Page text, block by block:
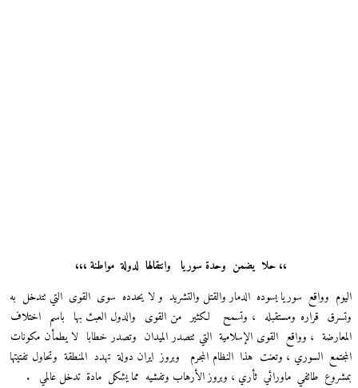
،، حلايضمن وحدة سوريا وانتقالها لدولة مواطنة ،،،
وواقع سوريا يسوده الدمار والقتل والتشريد و لا يحدده سوى القوى التي تتدخل به
قراره ومستقبله ، وتسمح لكثير من القوى والدول العبث بها باسم
اختلاف
، وواقع القوىالإسلامية التي تتصدر الميدان وتصدر خطابا لا يطمأن مكونات
السوري ، وتعنت هذا النظامالمجرم وبروز ايران دولة تهدد المنطقة وتحاول تفتيتها
طائفي ماورائي ثأري ، وبروز الأرهاب وتفشيه مما يشكل مادة تدخل عالمي .